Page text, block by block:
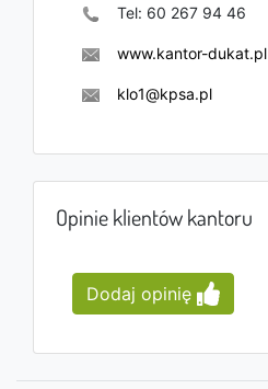
Tel: 60 267 94 46
www.kantor-dukat.pl
klo1@kpsa.pl
Opinie klientów kantoru
Dodaj opinię